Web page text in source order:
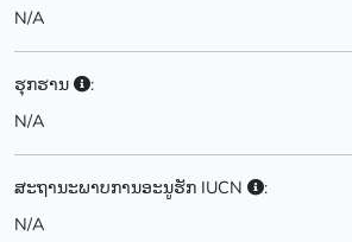
N/A
ຮຸກຮານ
:
N/A
ສະຖານະພາບການອະນູຮັກ IUCN
:
N/A